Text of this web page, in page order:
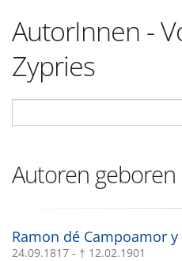
AutorInnen -
Zypries
Autoren geboren
Ramon dé Campoamor
24.09.1817 - † 12.02.1901